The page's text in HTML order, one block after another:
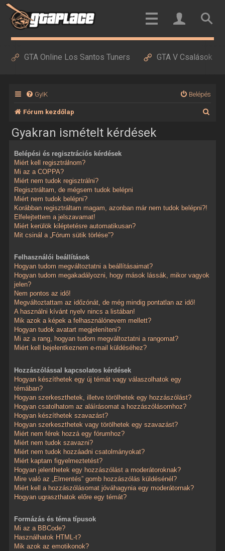
GTA Online Los Santos Tuners GTA V Csalások
GyIK Belépés
Fórum kezdőlap
Gyakran ismételt kérdések
Belépési és regisztrációs kérdések
Miért kell regisztrálnom?
Mi az a COPPA?
Miért nem tudok regisztrálni?
Regisztráltam, de mégsem tudok belépni
Miért nem tudok belépni?
Korábban regisztráltam magam, azonban már nem tudok belépni?!
Elfelejtettem a jelszavamat!
Miért kerülök kiléptetésre automatikusan?
Mit csinál a „Fórum sütik törlése”?
Felhasználói beállítások
Hogyan tudom megváltoztatni a beállításaimat?
Hogyan tudom megakadályozni, hogy mások lássák, mikor vagyok
jelen?
Nem pontos az idő!
Megváltoztattam az időzónát, de még mindig pontatlan az idő!
A használni kívánt nyelv nincs a listában!
Mik azok a képek a felhasználónevem mellett?
Hogyan tudok avatart megjeleníteni?
Mi az a rang, hogyan tudom megváltoztatni a rangomat?
Miért kell bejelentkeznem e-mail küldéséhez?
Hozzászólással kapcsolatos kérdések
Hogyan készíthetek egy új témát vagy válaszolhatok egy
témában?
Hogyan szerkeszthetek, illetve törölhetek egy hozzászólást?
Hogyan csatolhatom az aláírásomat a hozzászólásomhoz?
Hogyan készíthetek szavazást?
Hogyan szerkeszthetek vagy törölhetek egy szavazást?
Miért nem férek hozzá egy fórumhoz?
Miért nem tudok szavazni?
Miért nem tudok hozzáadni csatolmányokat?
Miért kaptam figyelmeztetést?
Hogyan jelenthetek egy hozzászólást a moderátoroknak?
Mire való az „Elmentés” gomb hozzászólás küldésénél?
Miért kell a hozzászólásomat jóváhagynia egy moderátornak?
Hogyan ugraszthatok előre egy témát?
Formázás és téma típusok
Mi az a BBCode?
Használhatok HTML-t?
Mik azok az emotikonok?